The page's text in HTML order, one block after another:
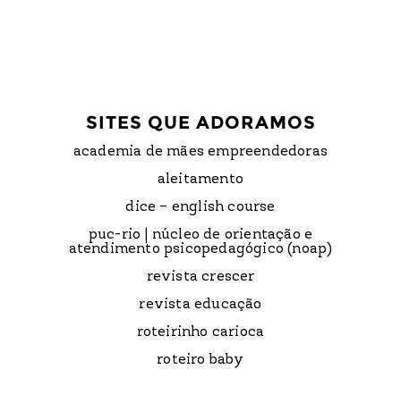
SITES QUE ADORAMOS
academia de mães empreendedoras
aleitamento
dice – english course
puc-rio | núcleo de orientação e
atendimento psicopedagógico (noap)
revista crescer
revista educação
roteirinho carioca
roteiro baby